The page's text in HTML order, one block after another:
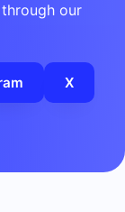
our
X